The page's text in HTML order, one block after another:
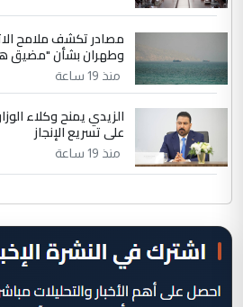
مصادر تكشف ملامح
وطهران بشأن "مضيق
منذ 19 ساعة
الزيدي يمنح وكلاء
على تسريع الإنجاز
منذ 19 ساعة